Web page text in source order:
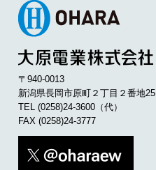
〒940-0013
新潟県長岡市原町２丁目２番地25
TEL(0258)24-3600 （代）
FAX (0258)24-3777